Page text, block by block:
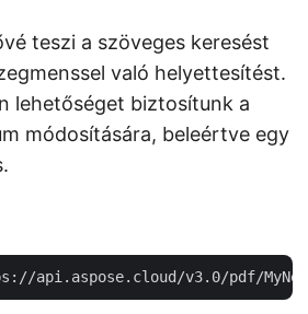
teszi a szöveges keresést
való helyettesítést.
lehetőséget biztosítunk a
módosítására, beleértve egy
api.aspose.cloud/v3.0/pdf/